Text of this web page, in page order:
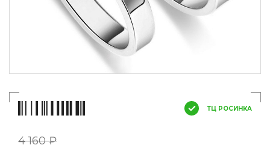
ТЦ РОСИНКА
4 160 ₽